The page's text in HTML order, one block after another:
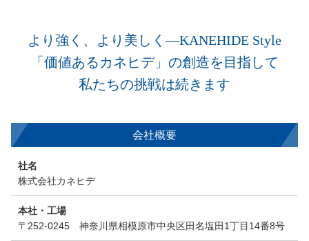
より強く、より美しく―KANEHIDE Style
「価値あるカネヒデ」の創造を目指して
私たちの挑戦は続きます
会社概要
社名
株式会社カネヒデ
本社・工場
〒252-0245 神奈川県相模原市中央区田名塩田1丁目14番8号